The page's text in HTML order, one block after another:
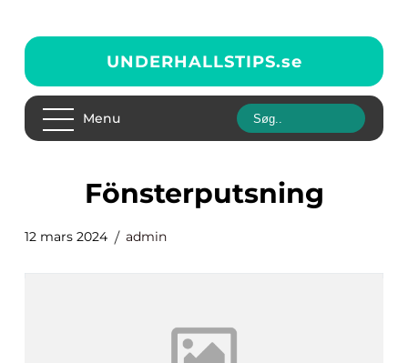
UNDERHALLSTIPS.se
Menu
Fönsterputsning
12 mars 2024 admin